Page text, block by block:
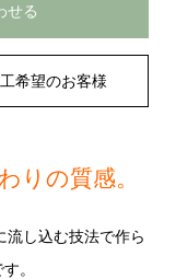
せる
希望のお客様
りの質感。
し込む技法で作ら
。